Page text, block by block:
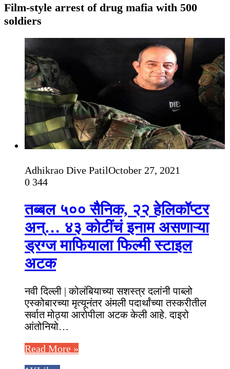
Film-style arrest of drug mafia with 500
soldiers
Adhikrao Dive PatilOctober 27, 2021
0 344
तब्बल ५०० सैनिक, २२ हेलिकॉप्टर
अन्… ४३ कोटींचं इनाम असणाऱ्या
ड्रग्ज माफियाला फिल्मी स्टाइल
अटक
नवी दिल्ली | कोलंबियाच्या सशस्त्र दलांनी पाब्लो
एस्कोबारच्या मृत्यूनंतर अंमली पदार्थांच्या तस्करीतील
सर्वात मोठ्या आरोपीला अटक केली आहे. दाइरो
आंतोनियो…
Read More »